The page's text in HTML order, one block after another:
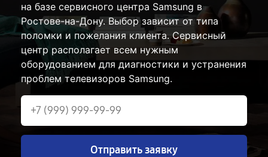
на базе сервисного центра Samsung в
Ростове-на-Дону. Выбор зависит от типа
поломки и пожелания клиента. Сервисный
центр располагает всем нужным
оборудованием для диагностики и устранения
проблем телевизоров Samsung.
Отправить заявку